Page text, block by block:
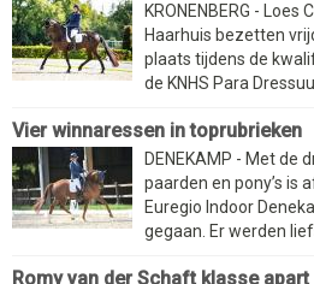
KRONENBERG - Loes
Haarhuis bezetten
plaats tijdens de
de KNHS Para
Vier winnaressen in toprubrieken
DENEKAMP - Met de
paarden en pony’s is
Euregio Indoor
gegaan. Er werden
Romy van der Schaft klasse apart